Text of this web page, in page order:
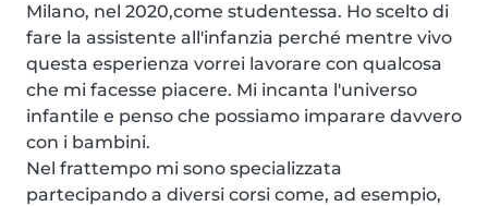
Milano, nel 2020,come studentessa. Ho scelto di
fare la assistente all'infanzia perché mentre vivo
questa esperienza vorrei lavorare con qualcosa
che mi facesse piacere. Mi incanta l'universo
infantile e penso che possiamo imparare davvero
con i bambini.
Nel frattempo mi sono specializzata
partecipando a diversi corsi come, ad esempio,